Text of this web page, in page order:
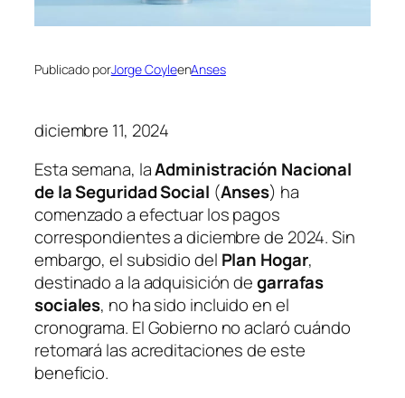
Publicado porJorge CoyleenAnses
diciembre 11, 2024
Esta semana, laAdministración Nacional
de la Seguridad Social (Anses) ha
comenzado a efectuar los pagos
correspondientes a diciembre de 2024. Sin
embargo, el subsidio del Plan Hogar,
destinado a la adquisición degarrafas
sociales, no ha sido incluido en el
cronograma. El Gobierno no aclaró cuándo
retomará las acreditaciones de este
beneficio.